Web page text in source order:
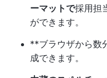
ーマットで採用担
ができます。
**ブラウザから数
成できます。